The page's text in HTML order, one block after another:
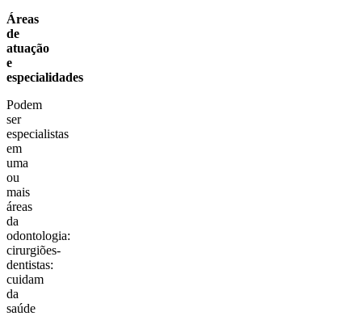
Áreas
de
atuação
e
especialidades
Podem
ser
especialistas
em
uma
ou
mais
áreas
da
odontologia:
cirurgiões-
dentistas:
cuidam
da
saúde